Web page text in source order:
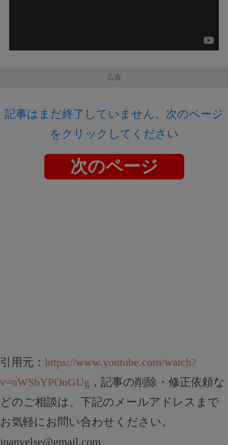
広告
記事はまだ終了していません。次のページ
をクリックしてください
次のページ
引用元： https://www.youtube.com/watch?
v=nWSbYPOnGUg ，記事の削除・修正依頼な
どのご相談は、下記のメールアドレスまで
お気軽にお問い合わせください。
jpanyelse@gmail.com